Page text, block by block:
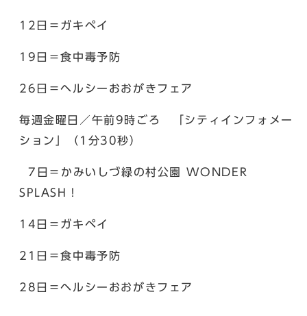
12日＝ガキペイ
19日＝食中毒予防
26日＝ヘルシーおおがきフェア
毎週金曜日／午前9時ごろ 「シティインフォメー
ション」（1分30秒）
7日＝かみいしづ緑の村公園 WONDER
SPLASH！
14日＝ガキペイ
21日＝食中毒予防
28日＝ヘルシーおおがきフェア